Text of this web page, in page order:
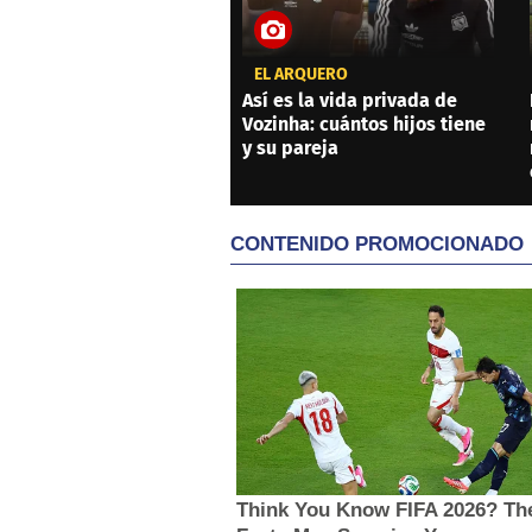
EL ARQUERO
Así es la vida privada de
Vozinha: cuántos hijos tiene
y su pareja